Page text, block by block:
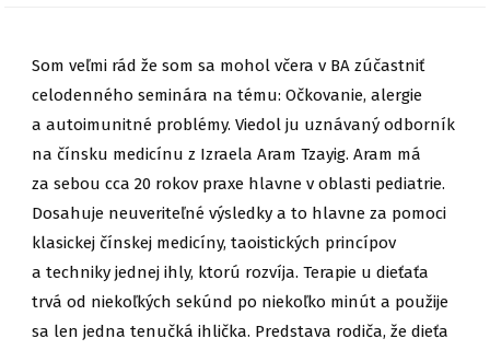
Som veľmi rád že som sa mohol včera v BA zúčastniť
celodenného seminára na tému: Očkovanie, alergie
a autoimunitné problémy. Viedol ju uznávaný odborník
na čínsku medicínu z Izraela Aram Tzayig. Aram má
za sebou cca 20 rokov praxe hlavne v oblasti pediatrie.
Dosahuje neuveriteľné výsledky a to hlavne za pomoci
klasickej čínskej medicíny, taoistických princípov
a techniky jednej ihly, ktorú rozvíja. Terapie u dieťaťa
trvá od niekoľkých sekúnd po niekoľko minút a použije
sa len jedna tenučká ihlička. Predstava rodiča, že dieťa